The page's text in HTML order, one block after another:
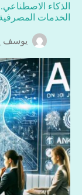
الذكاء
الخدمات
يوسف